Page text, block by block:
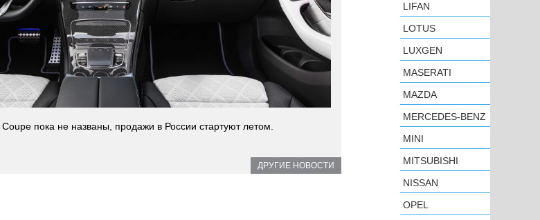
пока не названы, продажи в России стартуют летом.
ДРУГИЕ НОВОСТИ
LIFAN
LOTUS
LUXGEN
MASERATI
MAZDA
MERCEDES-BENZ
MINI
MITSUBISHI
NISSAN
OPEL